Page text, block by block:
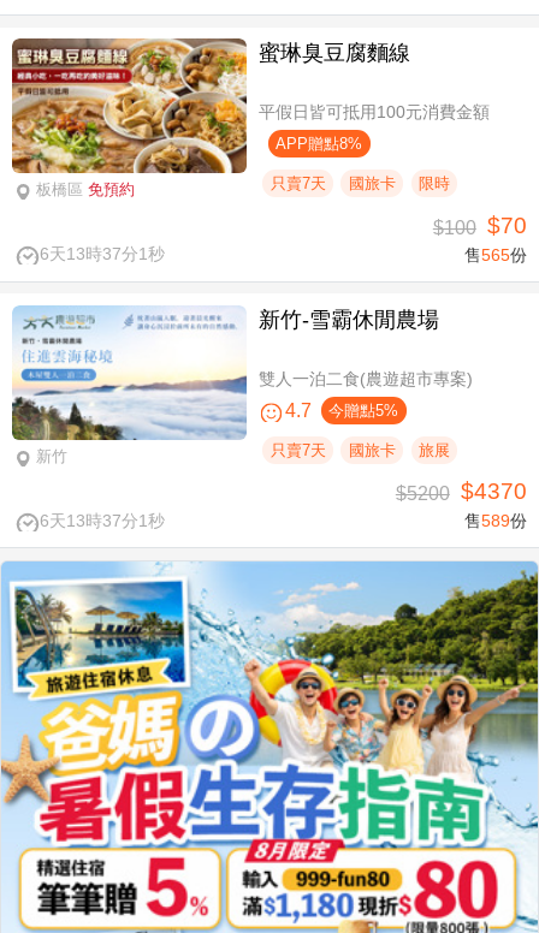
板橋區 免預約
蜜琳臭豆腐麵線
平假日皆可抵用100元消費金額
APP贈點8%
只賣7天 國旅卡 限時
6天13時37分0秒
$100 $70
售565份
新竹
新竹-雪霸休閒農場
雙人一泊二食(農遊超市專案)
4.7 今贈點5%
只賣7天 國旅卡 旅展
6天13時37分0秒
$5200 $4370
售589份